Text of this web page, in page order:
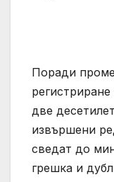
Поради
две
извършени
сведат до
грешка и